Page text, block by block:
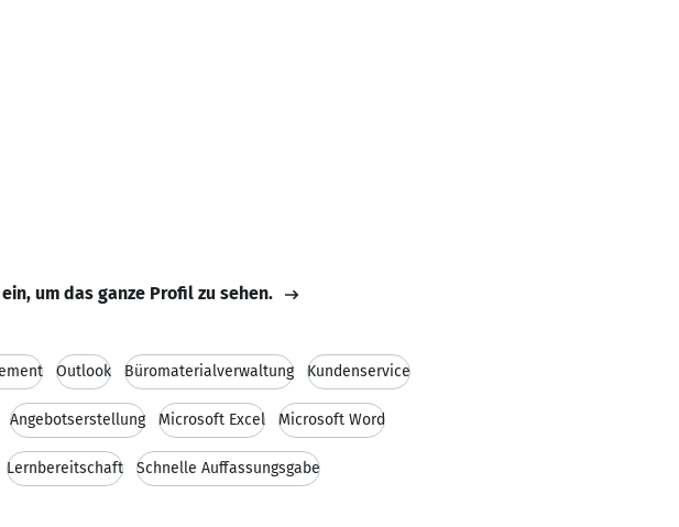
um das ganze Profil zu sehen.
Outlook Büromaterialverwaltung Kundenservice
Angebotserstellung Microsoft Excel Microsoft Word
Lernbereitschaft Schnelle Auffassungsgabe